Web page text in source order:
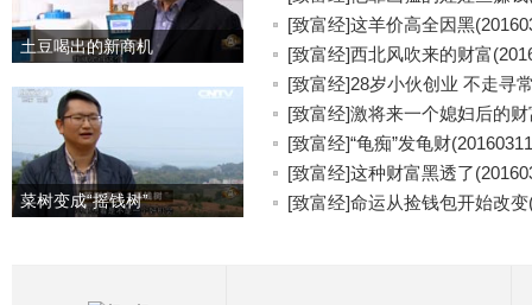
土豆喝出的新商机
菜树变成“摇钱树”
[致富经]这羊价高全因黑
[致富经]西北风吹来的财富
[致富经]28岁小伙创业 不走寻
[致富经]激将来一个媳妇后的
[致富经]“龟痴”发龟财
[致富经]这种财富黑透了
[致富经]命运从捡钱包开始改变